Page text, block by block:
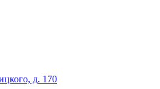
д. 170